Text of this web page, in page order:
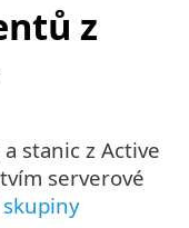
z
stanic z Active
serverové